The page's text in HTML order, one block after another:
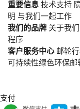
重要信息 技术支持
明 与我们一起工作
我们的品牌 关于我们
程序
客户服务中心 邮轮
可持续性绿色环保邮
支付